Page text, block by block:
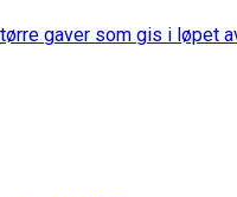
gaver som gis i løpet